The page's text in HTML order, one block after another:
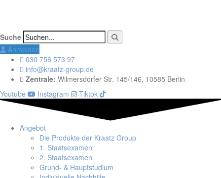
Suche
Anmelden
030 756 573 97
info@kraatz-group.de
Zentrale: Wilmersdorfer Str. 145/146, 10585 Berlin
Youtube
Instagram Tiktok
Angebot
Die Produkte der Kraatz Group
1. Staatsexamen
2. Staatsexamen
Grund- & Hauptstudium